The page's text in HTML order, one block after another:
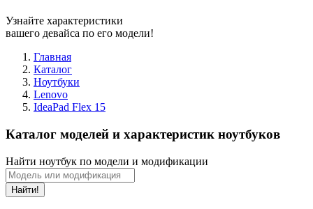
Узнайте характеристики
вашего девайса по его модели!
Главная
Каталог
Ноутбуки
Lenovo
IdeaPad Flex 15
Каталог моделей и характеристик ноутбуков
Найти ноутбук по модели и модификации
Найти!